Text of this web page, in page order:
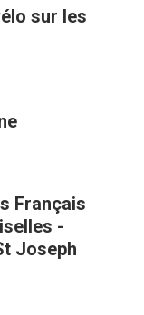
sur les
Français
-
Joseph